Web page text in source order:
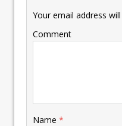
Your email address
Comment
Name *